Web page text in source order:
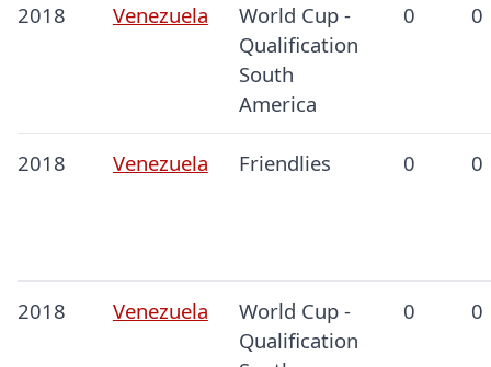
2018 Venezuela
World Cup -
Qualification
South
America
0 0
2018 Venezuela Friendlies 0 0
2018 Venezuela
World Cup -
Qualification
0 0